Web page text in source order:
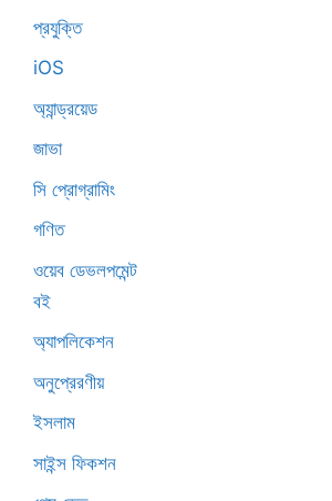
প্রযুক্তি
iOS
অ্যান্ড্রয়েড
জাভা
সি প্রোগ্রামিং
গণিত
ওয়েব ডেভলপমেন্ট
বই
অ্যাপলিকেশন
অনুপ্রেরণীয়
ইসলাম
সাইন্স ফিকশন